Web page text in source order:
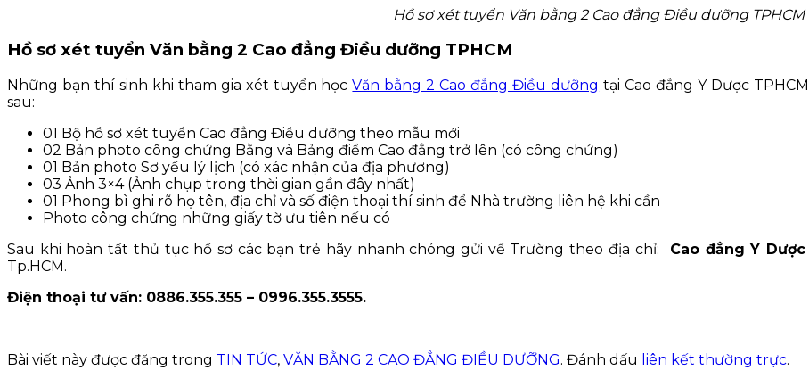
Hồ sơ xét tuyển Văn bằng 2 Cao đẳng Điều dưỡng TPHCM
Hồ sơ xét tuyển Văn bằng 2 Cao đẳng Điều dưỡng TPHCM
Những bạn thí sinh khi tham gia xét tuyển họcVăn bằng 2 Cao đẳng Điều dưỡng tại Cao đẳng Y Dược
sau:
01 Bộ hồ sơ xét tuyển Cao đẳng Điều dưỡng theo mẫu mới
02 Bản photo công chứng Bằng và Bảng điểm Cao đẳng trở lên (có công chứng)
01 Bản photo Sơ yếu lý lịch (có xác nhận của địa phương)
03 Ảnh 3×4 (Ảnh chụp trong thời gian gần đây nhất)
01 Phong bì ghi rõ họ tên, địa chỉ và số điện thoại thí sinh để Nhà trường liên hệ khi cần
Photo công chứng những giấy tờ ưu tiên nếu có
Sau khi hoàn tất thủ tục hồ sơ các bạn trẻ hãy nhanh chóng gửi về Trường theo địa chỉ:
Cao đẳng Y Dược
Tp.HCM.
Điện thoại tư vấn: 0886.355.355 – 0996.355.3555.
Bài viết này được đăng trong TIN TỨC, VĂN BẰNG 2 CAO ĐẲNG ĐIỀU DƯỠNG. Đánh dấu liên kết thường trực.